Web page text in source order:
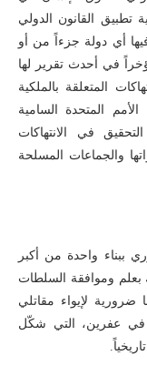
قابلية تطبيق القانون الدولي
أي دولة جزءاً من أو
في أحدث تقرير لها
المتعلقة بالملكية
المتحدة السامية
في الانتهاكات
والجماعات المسلحة
ببناء واحدة من أكبر
وموافقة السلطات
ضرورية لإيواء مقاتلي
في عفرين، التي شكّل